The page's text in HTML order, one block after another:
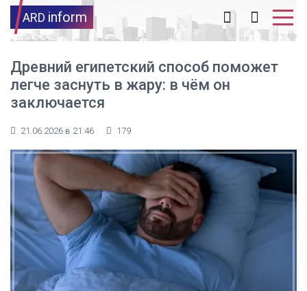
ARD inform
Древний египетский способ поможет
легче заснуть в жару: в чём он
заключается
21.06.2026 в 21:46 179